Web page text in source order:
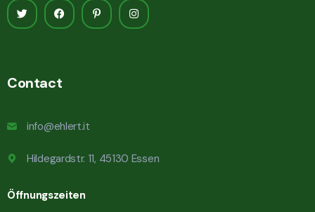
Contact
info@ehlert.it
Hildegardstr. 11, 45130 Essen
Öffnungszeiten